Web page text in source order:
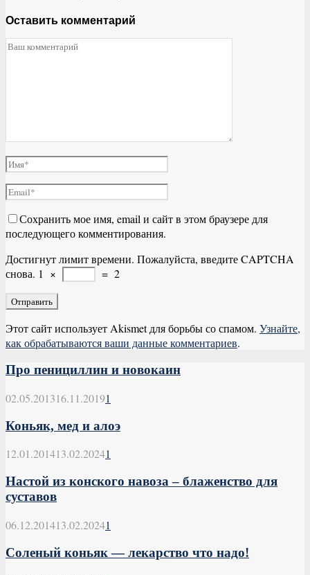
Оставить комментарий
Сохранить мое имя, email и сайт в этом браузере для
последующего комментирования.
Достигнут лимит времени. Пожалуйста, введите CAPTCHA
снова. 1 × = 2
Этот сайт использует Akismet для борьбы со спамом. Узнайте,
как обрабатываются ваши данные комментариев.
Про пенициллин и новокаин
02.05.201316.11.20191
Коньяк, мед и алоэ
12.01.201413.02.20241
Настой из конского навоза – блаженство для
суставов
06.12.201413.02.20241
Соленый коньяк — лекарство что надо!